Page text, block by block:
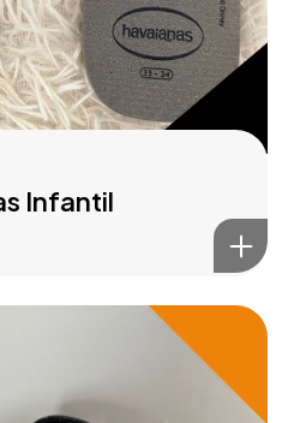
Infantil